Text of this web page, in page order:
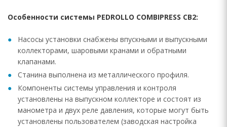
Особенности системы PEDROLLO COMBIPRESS CB2:
Насосы установки снабжены впускными и выпускными
коллекторами, шаровыми кранами и обратными
клапанами.
Станина выполнена из металлического профиля.
Компоненты системы управления и контроля
установлены на выпускном коллекторе и состоят из
манометра и двух реле давления, которые могут быть
установлены пользователем (заводская настройка